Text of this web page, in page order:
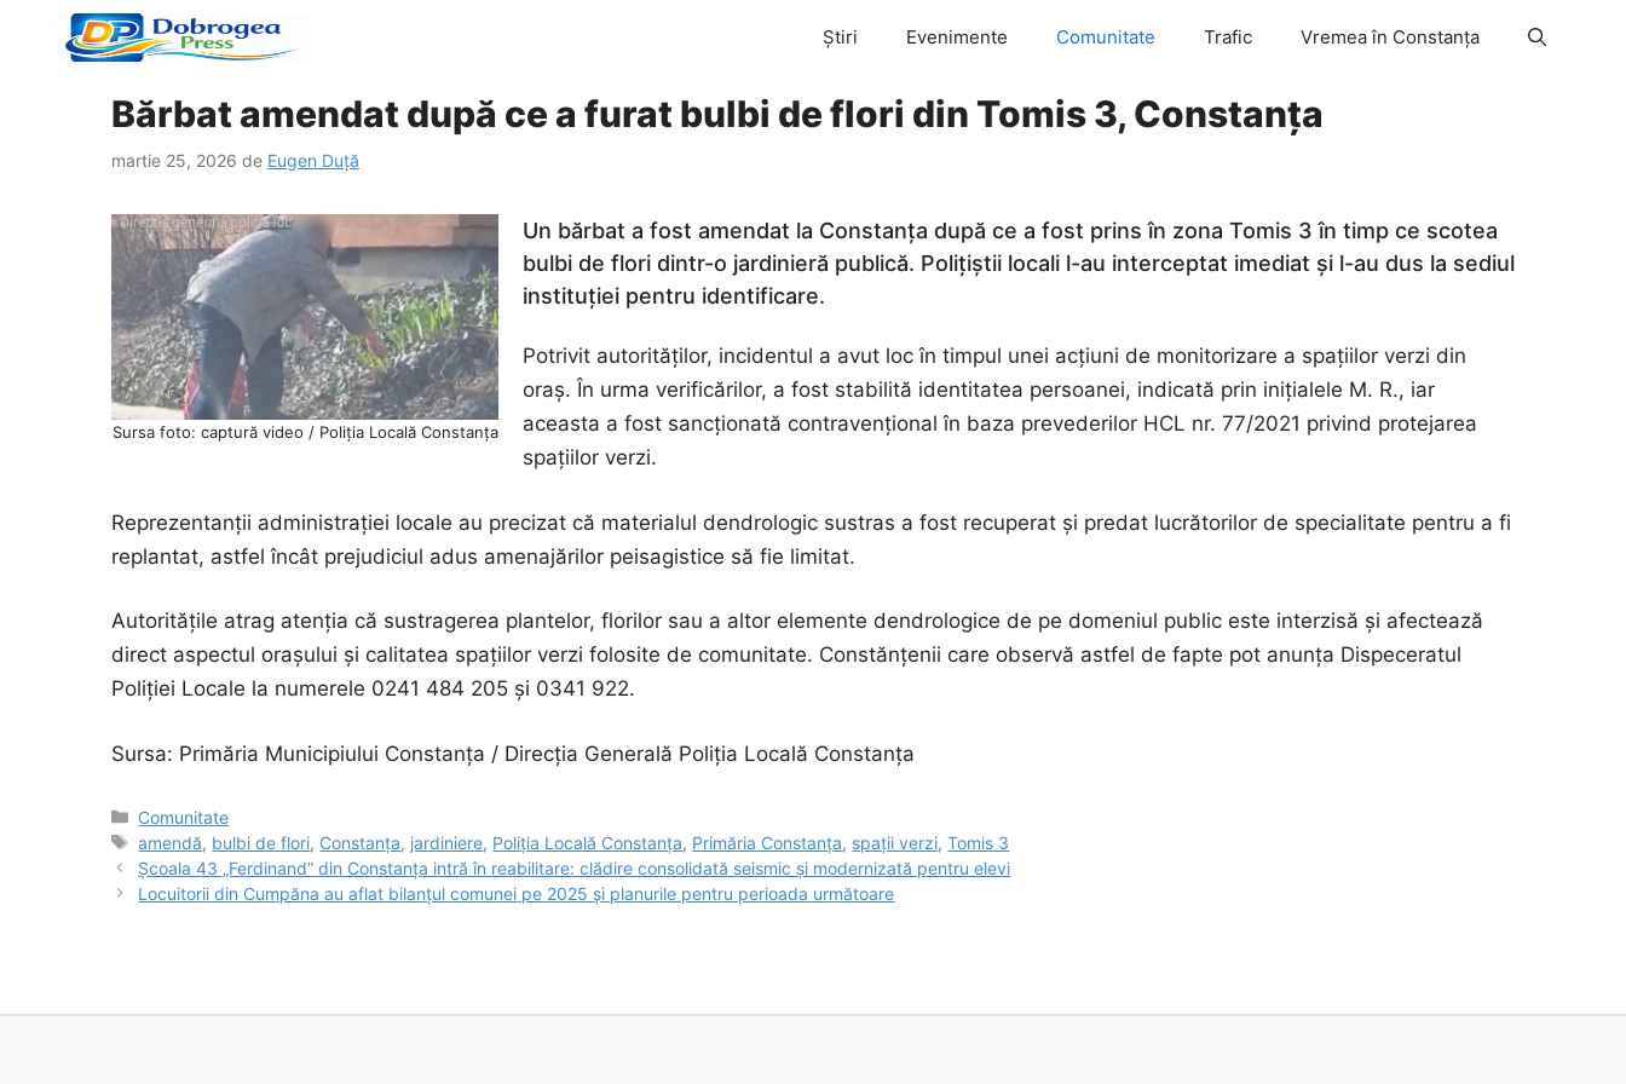
Știri Evenimente Comunitate Trafic Vremea în Constanța
Bărbat amendat după ce a furat bulbi de flori din Tomis 3, Constanța
martie 25, 2026 de Eugen Duță
Sursa foto: captură video / Poliția Locală Constanța
Un bărbat a fost amendat la Constanța după ce a fost prins în zona Tomis 3 în timp ce scotea
bulbi de flori dintr-o jardinieră publică. Polițiștii locali l-au interceptat imediat și l-au dus la sediul
instituției pentru identificare.
Potrivit autorităților, incidentul a avut loc în timpul unei acțiuni de monitorizare a spațiilor verzi din
oraș. În urma verificărilor, a fost stabilită identitatea persoanei, indicată prin inițialele M. R., iar
aceasta a fost sancționată contravențional în baza prevederilor HCL nr. 77/2021 privind protejarea
spațiilor verzi.
Reprezentanții administrației locale au precizat că materialul dendrologic sustras a fost recuperat și predat lucrătorilor de specialitate pentru a fi
replantat, astfel încât prejudiciul adus amenajărilor peisagistice să fie limitat.
Autoritățile atrag atenția că sustragerea plantelor, florilor sau a altor elemente dendrologice de pe domeniul public este interzisă și afectează
direct aspectul orașului și calitatea spațiilor verzi folosite de comunitate. Constănțenii care observă astfel de fapte pot anunța Dispeceratul
Poliției Locale la numerele 0241 484 205 și 0341 922.
Sursa: Primăria Municipiului Constanța / Direcția Generală Poliția Locală Constanța
Categorii
Comunitate
Etichete
amendă, bulbi de flori, Constanța, jardiniere, Poliția Locală Constanța, Primăria Constanța, spații verzi,Tomis 3
Școala 43 „Ferdinand” din Constanța intră în reabilitare: clădire consolidată seismic și modernizată pentru elevi
Locuitorii din Cumpăna au aflat bilanțul comunei pe 2025 și planurile pentru perioada următoare